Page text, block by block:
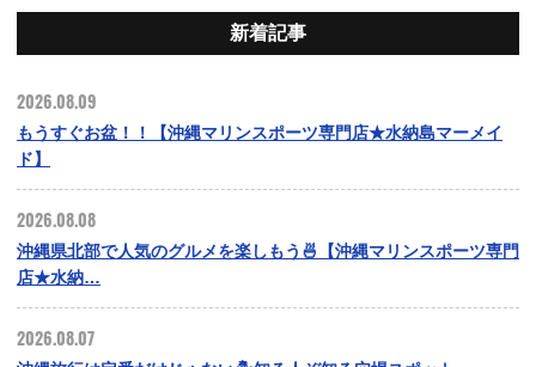
新着記事
2026.08.09
もうすぐお盆！！【沖縄マリンスポーツ専門店★水納島マーメイ
ド】
2026.08.08
沖縄県北部で人気のグルメを楽しもう🍜【沖縄マリンスポーツ専門
店★水納…
2026.08.07